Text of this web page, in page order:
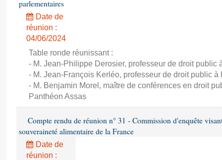
parlementaires
Date de
réunion :
04/06/2024
Table ronde réunissant :
- M. Jean-Philippe Derosier, professeur de droit public
- M. Jean-François Kerléo, professeur de droit public
- M. Benjamin Morel, maître de conférences en droit
Panthéon Assas
Compte rendu de réunion n° 31 - Commission d'enquête
souveraineté alimentaire de la France
Date de
réunion :